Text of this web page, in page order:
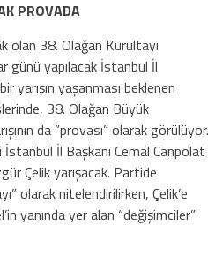
PROVADA
olan 38. Olağan Kurultayı
günü yapılacak İstanbul İl
yarışın yaşanması beklenen
38. Olağan Büyük
da “provası” olarak görülüyor.
İstanbul İl Başkanı Cemal Canpolat
Çelik yarışacak. Partide
olarak nitelendirilirken, Çelik’e
yanında yer alan “değişimciler”